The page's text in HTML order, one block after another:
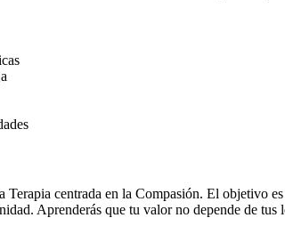
centrada en la Compasión. El objetivo
Aprenderás que tu valor no depende de tus